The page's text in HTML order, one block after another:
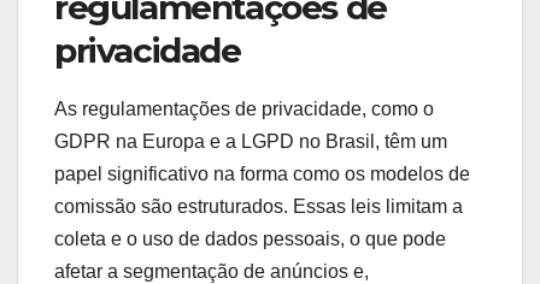
A tecnologia de anúncios programáticos permite
que as empresas automatizem a compra e venda
modelos de comissão ao reduzir custos e
aumentar a eficiência. Com essa abordagem, as
comissões podem ser ajustadas com base em
métricas de desempenho em tempo real, como
cliques e conversões.